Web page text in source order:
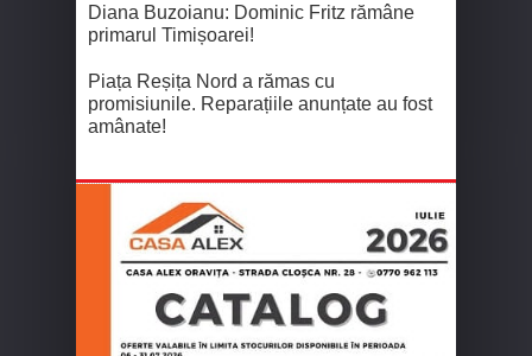
Diana Buzoianu: Dominic Fritz rămâne
primarul Timișoarei!
Piața Reșița Nord a rămas cu
promisiunile. Reparațiile anunțate au fost
amânate!